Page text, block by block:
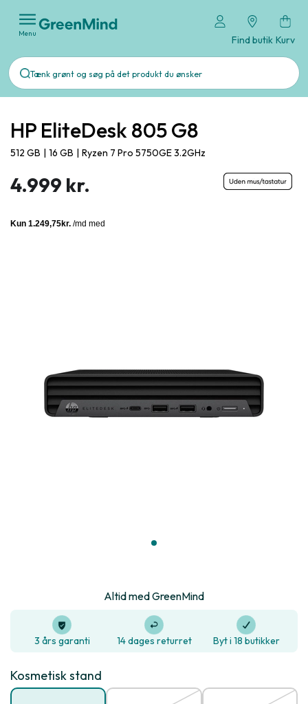
Menu
Find butik Kurv
HP EliteDesk 805 G8
512 GB | 16 GB | Ryzen 7 Pro 5750GE 3.2GHz
4.999 kr.
Altid med GreenMind
3 års garanti 14 dages returret Byt i 18 butikker
Kosmetisk stand